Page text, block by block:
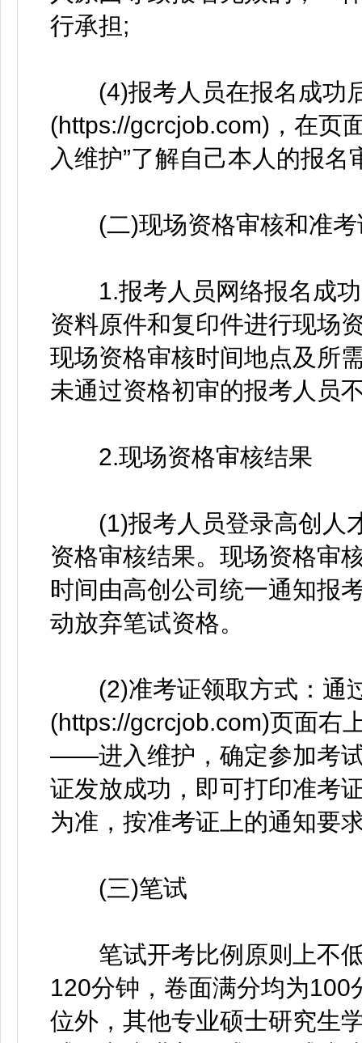
行承担;
(4)报考人员在报名成功
(https://gcrcjob.com)，在页
入维护”了解自己本人的报名
(二)现场资格审核和准考
1.报考人员网络报名成功
资料原件和复印件进行现场
现场资格审核时间地点及所
未通过资格初审的报考人员
2.现场资格审核结果
(1)报考人员登录高创人
资格审核结果。现场资格审
时间由高创公司统一通知报
动放弃笔试资格。
(2)准考证领取方式：通
(https://gcrcjob.com)页面
——进入维护，确定参加考试
证发放成功，即可打印准考
为准，按准考证上的通知要
(三)笔试
笔试开考比例原则上不低
120分钟，卷面满分均为
位外，其他专业硕士研究生